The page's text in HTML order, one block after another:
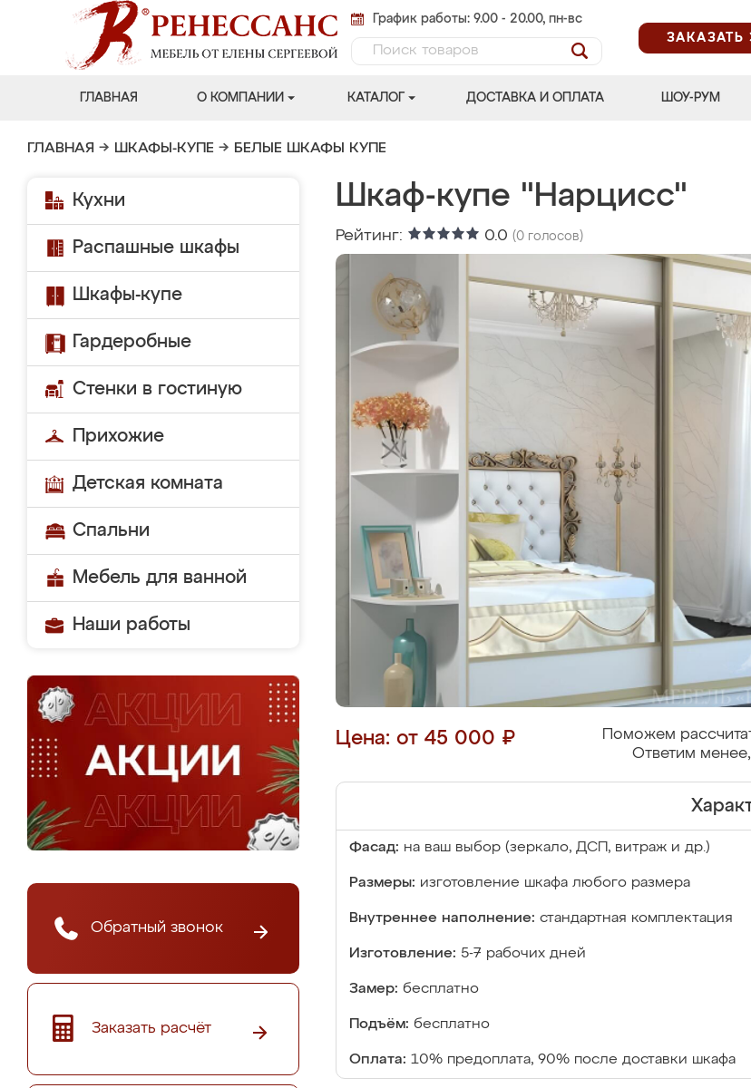
График работы: 9.00 - 20.00, пн-вс
ЗАКАЗАТЬ
ГЛАВНАЯ О КОМПАНИИ КАТАЛОГ ДОСТАВКА И ОПЛАТА ШОУ-РУМ
ГЛАВНАЯ → ШКАФЫ-КУПЕ → БЕЛЫЕ ШКАФЫ КУПЕ
Кухни
Распашные шкафы
Шкафы-купе
Гардеробные
Стенки в гостиную
Прихожие
Детская комната
Спальни
Мебель для ванной
Наши работы
Обратный звонок
Заказать расчёт
Шкаф-купе "Нарцисс"
Рейтинг: 0.0 (0 голосов)
Цена: от 45 000 ₽
Поможем
Ответим
Фасад: на ваш выбор (зеркало, ДСП, витраж и др.)
Размеры: изготовление шкафа любого размера
Внутреннее наполнение: стандартная комплектация
Изготовление: 5-7 рабочих дней
Замер: бесплатно
Подъём: бесплатно
Оплата: 10% предоплата, 90% после доставки шкафа